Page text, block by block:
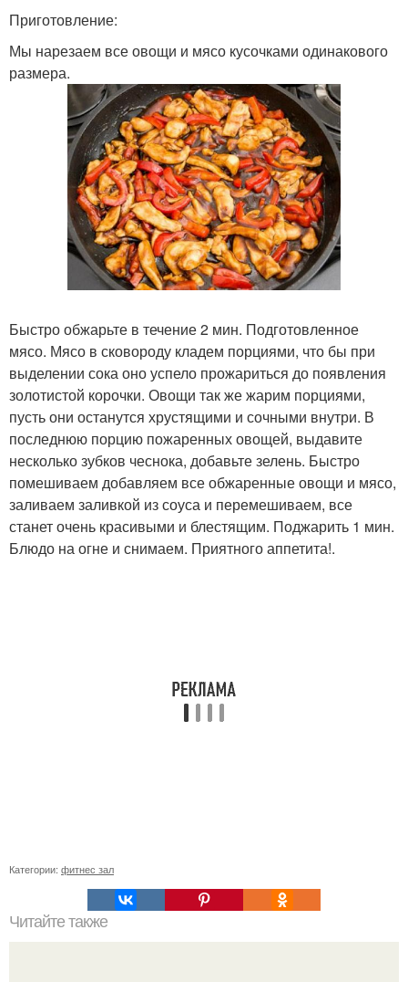
Приготовление:
Мы нарезаем все овощи и мясо кусочками одинакового
размера.
Быстро обжарьте в течение 2 мин. Подготовленное
мясо. Мясо в сковороду кладем порциями, что бы при
выделении сока оно успело прожариться до появления
золотистой корочки. Овощи так же жарим порциями,
пусть они останутся хрустящими и сочными внутри. В
последнюю порцию пожаренных овощей, выдавите
несколько зубков чеснока, добавьте зелень. Быстро
помешиваем добавляем все обжаренные овощи и мясо,
заливаем заливкой из соуса и перемешиваем, все
станет очень красивыми и блестящим. Поджарить 1 мин.
Блюдо на огне и снимаем. Приятного аппетита!.
Категории: фитнес зал
Читайте также